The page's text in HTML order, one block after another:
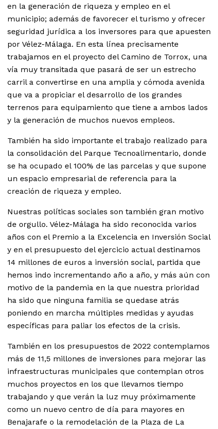
en la generación de riqueza y empleo en el
municipio; además de favorecer el turismo y ofrecer
seguridad jurídica a los inversores para que apuesten
por Vélez-Málaga. En esta línea precisamente
trabajamos en el proyecto del Camino de Torrox, una
vía muy transitada que pasará de ser un estrecho
carril a convertirse en una amplia y cómoda avenida
que va a propiciar el desarrollo de los grandes
terrenos para equipamiento que tiene a ambos lados
y la generación de muchos nuevos empleos.
También ha sido importante el trabajo realizado para
la consolidación del Parque Tecnoalimentario, donde
se ha ocupado el 100% de las parcelas y que supone
un espacio empresarial de referencia para la
creación de riqueza y empleo.
Nuestras políticas sociales son también gran motivo
de orgullo. Vélez-Málaga ha sido reconocida varios
años con el Premio a la Excelencia en Inversión Social
y en el presupuesto del ejercicio actual destinamos
14 millones de euros a inversión social, partida que
hemos indo incrementando año a año, y más aún con
motivo de la pandemia en la que nuestra prioridad
ha sido que ninguna familia se quedase atrás
poniendo en marcha múltiples medidas y ayudas
específicas para paliar los efectos de la crisis.
También en los presupuestos de 2022 contemplamos
más de 11,5 millones de inversiones para mejorar las
infraestructuras municipales que contemplan otros
muchos proyectos en los que llevamos tiempo
trabajando y que verán la luz muy próximamente
como un nuevo centro de día para mayores en
Benajarafe o la remodelación de la Plaza de La